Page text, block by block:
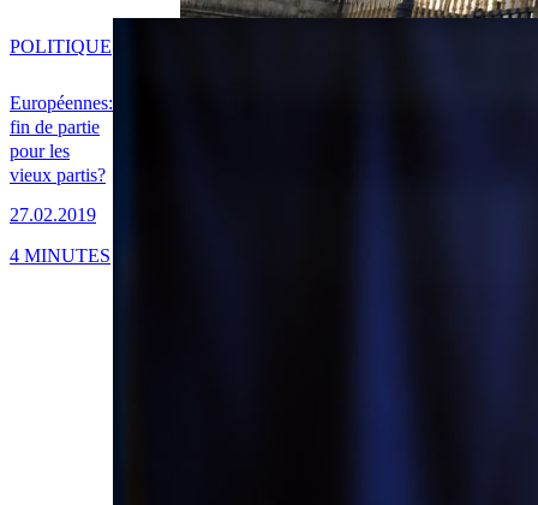
Européennes:
fin de partie
pour les
vieux partis?
27.02.2019
POLITIQUE
4 MINUTES